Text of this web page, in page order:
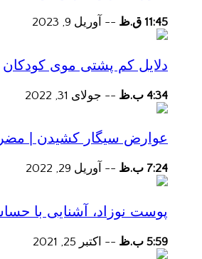
11:45 ق.ظ -- آوریل 9, 2023
دلایل کم پشتی موی کودکان
4:34 ب.ظ -- جولای 31, 2022
عوارض سیگار کشیدن |
7:24 ب.ظ -- آوریل 29, 2022
پوست نوزاد، آشنایی با
5:59 ب.ظ -- اکتبر 25, 2021